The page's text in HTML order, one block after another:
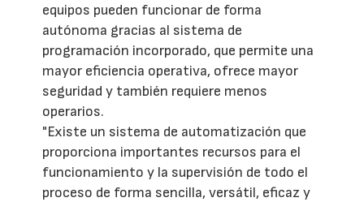
equipos pueden funcionar de forma
autónoma gracias al sistema de
programación incorporado, que permite una
mayor eficiencia operativa, ofrece mayor
seguridad y también requiere menos
operarios.
"Existe un sistema de automatización que
proporciona importantes recursos para el
funcionamiento y la supervisión de todo el
proceso de forma sencilla, versátil, eficaz y